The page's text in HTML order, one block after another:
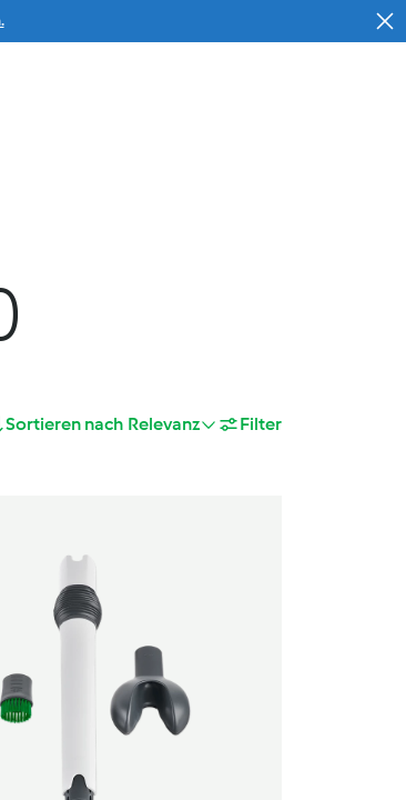
Sortieren nach Relevanz Filter